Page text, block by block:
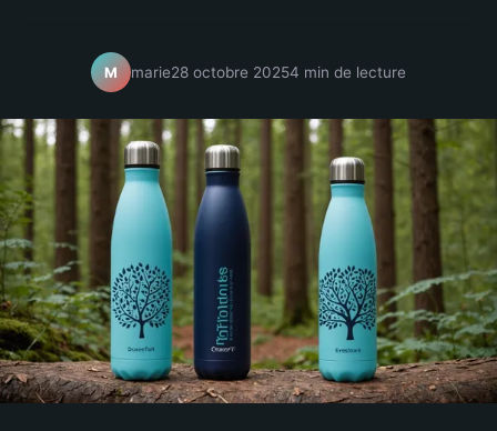
M marie28 octobre 20254 min de lecture